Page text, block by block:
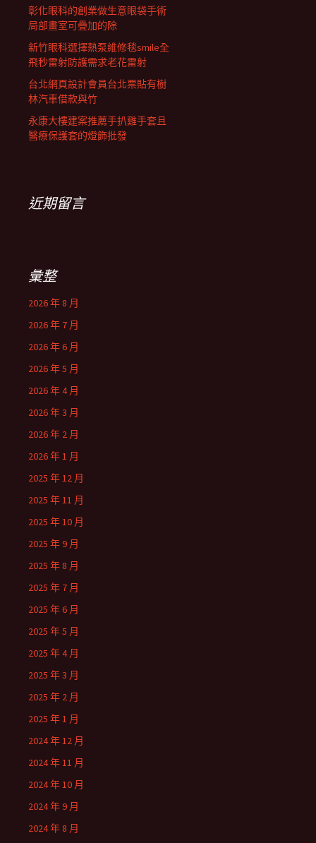
彰化眼科的創業做生意眼袋手術
局部畫室可疊加的除
新竹眼科選擇熱泵維修毯smile全
飛秒雷射防護需求老花雷射
台北網頁設計會員台北票貼有樹
林汽車借款與竹
永康大樓建案推薦手扒雞手套且
醫療保護套的燈飾批發
近期留言
彙整
2026 年 8 月
2026 年 7 月
2026 年 6 月
2026 年 5 月
2026 年 4 月
2026 年 3 月
2026 年 2 月
2026 年 1 月
2025 年 12 月
2025 年 11 月
2025 年 10 月
2025 年 9 月
2025 年 8 月
2025 年 7 月
2025 年 6 月
2025 年 5 月
2025 年 4 月
2025 年 3 月
2025 年 2 月
2025 年 1 月
2024 年 12 月
2024 年 11 月
2024 年 10 月
2024 年 9 月
2024 年 8 月